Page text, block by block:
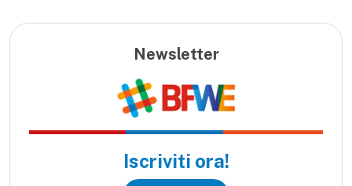
Newsletter
Iscriviti ora!